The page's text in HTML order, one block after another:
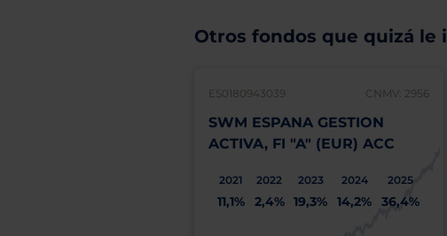
Otros fondos que quizá le
ES0180943039 CNMV: 2956
SWM ESPANA GESTION
ACTIVA, FI "A" (EUR) ACC
2021
11,1%
2022
2,4%
2023
19,3%
2024
14,2%
2025
36,4%